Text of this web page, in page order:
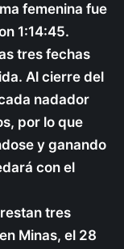
femenina fue
1:14:45.
tres fechas
Al cierre del
nadador
por lo que
y ganando
con el
tres
Minas, el 28